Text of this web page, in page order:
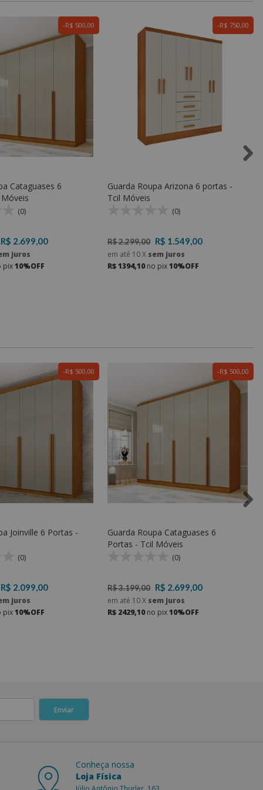
R$ 500,00
Cataguases 6
(0)
R$ 2.699,00
juros
pix10%OFF
R$ 750,00
Guarda Roupa Arizona 6 portas -
Tcil Móveis
(0)
R$ 2.299,00 R$ 1.549,00
em até 10X sem juros
R$ 1394,10no pix10%OFF
R$ 500,00
Joinville 6 Portas -
(0)
R$ 2.099,00
juros
pix10%OFF
R$ 500,00
Guarda Roupa Cataguases 6
Portas - Tcil Móveis
(0)
R$ 3.199,00 R$ 2.699,00
em até 10X sem juros
R$ 2429,10no pix10%OFF
Conheça nossa
Loja Física